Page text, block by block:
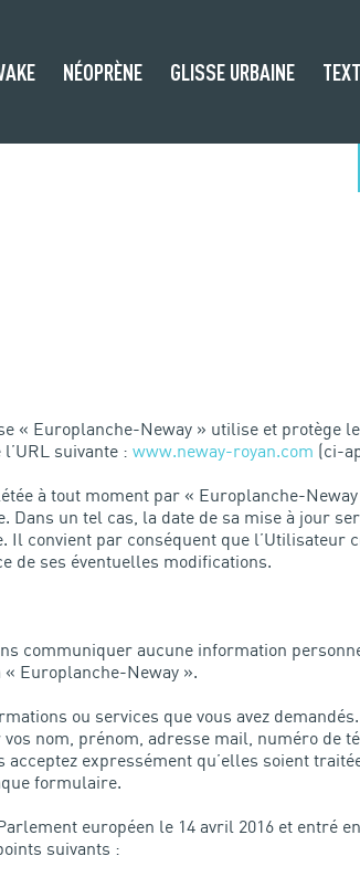
NÉOPRÈNE GLISSE URBAINE
« Europlanche-Neway » utilise et protège
suivante : www.neway-royan.com (ci-
à tout moment par « Europlanche-
un tel cas, la date de sa mise à jour
convient par conséquent que l’Utilisateur
de ses éventuelles modifications.
communiquer aucune information
Europlanche-Neway ».
ou services que vous avez
nom, prénom, adresse mail, numéro de
expressément qu’elles soient
formulaire.
européen le 14 avril 2016 et entré
suivants :